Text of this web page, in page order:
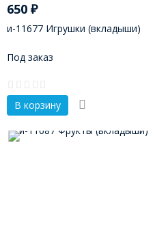
650 ₽
и-11677 Игрушки (вкладыши)
Под заказ
В корзину